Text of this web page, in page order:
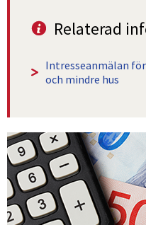
Relaterad
Intresseanmälan
och mindre hus